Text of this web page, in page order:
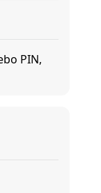
PIN,